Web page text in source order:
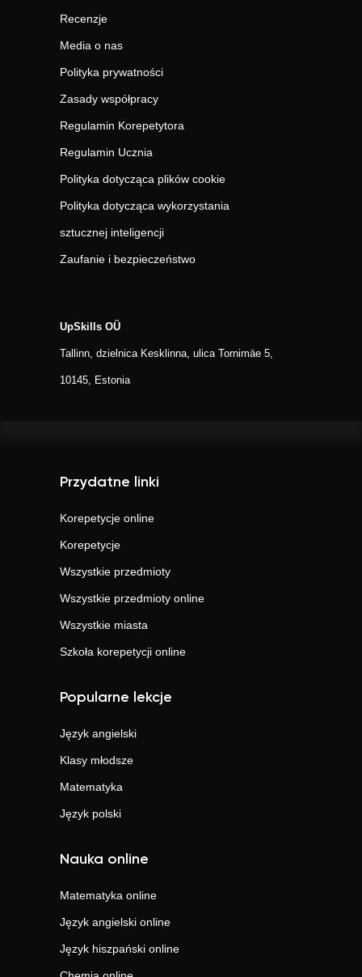
Recenzje
Media o nas
Polityka prywatności
Zasady współpracy
Regulamin Korepetytora
Regulamin Ucznia
Polityka dotycząca plików cookie
Polityka dotycząca wykorzystania
sztucznej inteligencji
Zaufanie i bezpieczeństwo
UpSkills OÜ
Tallinn, dzielnica Kesklinna, ulica Tornimäe 5,
10145, Estonia
Przydatne linki
Korepetycje online
Korepetycje
Wszystkie przedmioty
Wszystkie przedmioty online
Wszystkie miasta
Szkoła korepetycji online
Popularne lekcje
Język angielski
Klasy młodsze
Matematyka
Język polski
Nauka online
Matematyka online
Język angielski online
Język hiszpański online